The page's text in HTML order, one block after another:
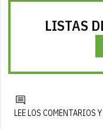
LISTAS
LEE LOS COMENTARIOS